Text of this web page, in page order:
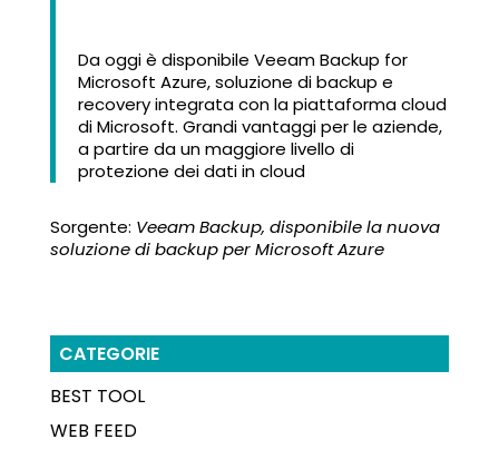
Da oggi è disponibile Veeam Backup for
Microsoft Azure, soluzione di backup e
recovery integrata con la piattaforma cloud
di Microsoft. Grandi vantaggi per le aziende,
a partire da un maggiore livello di
protezione dei dati in cloud
Sorgente: Veeam Backup, disponibile la nuova
soluzione di backup per Microsoft Azure
CATEGORIE
BEST TOOL
WEB FEED